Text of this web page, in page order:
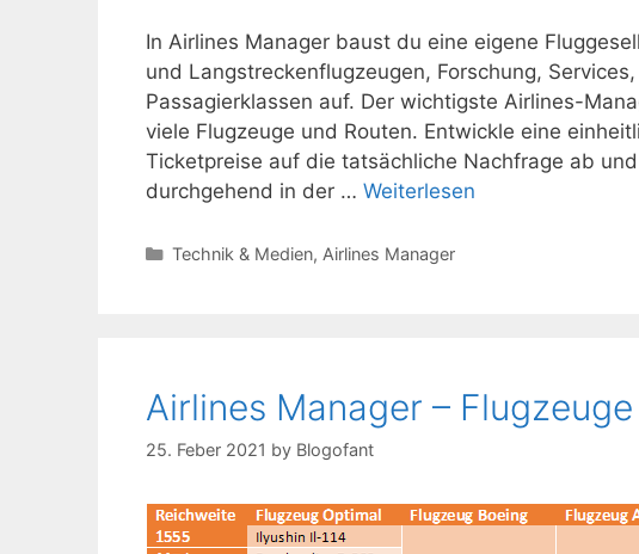
In Airlines Manager baust du eine eigene
und Langstreckenflugzeugen, Forschung,
Passagierklassen auf. Der wichtigste Airlines-
viele Flugzeuge und Routen. Entwickle eine
Ticketpreise auf die tatsächliche Nachfrage ab
durchgehend in der … Weiterlesen
Kategorien
Technik & Medien, Airlines Manager
Airlines Manager –
25. Feber 2021 by Blogofant